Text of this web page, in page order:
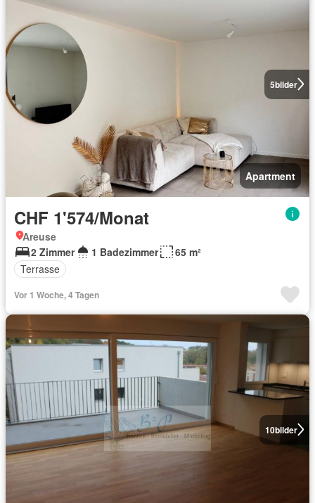
5bilder
Apartment
CHF 1'574/Monat
Areuse
2 Zimmer
1 Badezimmer
65 m²
Terrasse
Vor 1 Woche, 4 Tagen
10bilder